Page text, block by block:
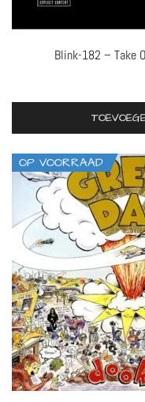
Blink-182 – Take
OP VOORRAAD